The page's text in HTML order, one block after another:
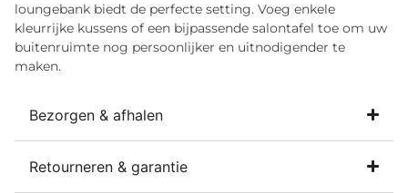
loungebank biedt de perfecte setting. Voeg enkele
kleurrijke kussens of een bijpassende salontafel toe om uw
buitenruimte nog persoonlijker en uitnodigender te
maken.
Bezorgen & afhalen
Retourneren & garantie